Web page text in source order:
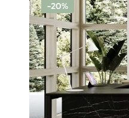
-20%